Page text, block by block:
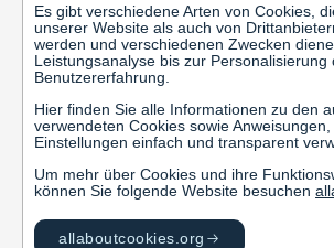
Es gibt verschiedene Arten von Cookies,
unserer Website als auch von
werden und verschiedenen Zwecken
Leistungsanalyse bis zur Personalisierung
Benutzererfahrung.
Hier finden Sie alle Informationen zu den
verwendeten Cookies sowie
Einstellungen einfach und transparent
Um mehr über Cookies und ihre
können Sie folgende Website besuchen
allaboutcookies.org